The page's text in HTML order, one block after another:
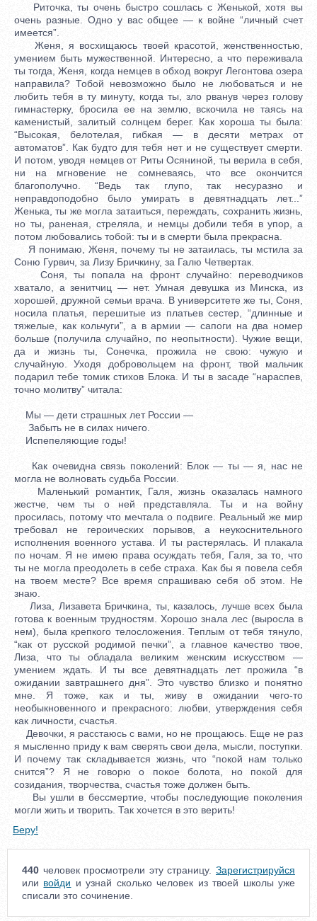
Риточка, ты очень быстро сошлась с Женькой, хотя вы
очень разные. Одно у вас общее — к войне “личный счет
имеется”.
Женя, я восхищаюсь твоей красотой, женственностью,
умением быть мужественной. Интересно, а что переживала
ты тогда, Женя, когда немцев в обход вокруг Легонтова озера
направила? Тобой невозможно было не любоваться и не
любить тебя в ту минуту, когда ты, зло рванув через голову
гимнастерку, бросила ее на землю, вскочила не таясь на
каменистый, залитый солнцем берег. Как хороша ты была:
“Высокая, белотелая, гибкая — в десяти метрах от
автоматов”. Как будто для тебя нет и не существует смерти.
И потом, уводя немцев от Риты Осяниной, ты верила в себя,
ни на мгновение не сомневаясь, что все окончится
благополучно. “Ведь так глупо, так несуразно и
неправдоподобно было умирать в девятнадцать лет...”
Женька, ты же могла затаиться, переждать, сохранить жизнь,
но ты, раненая, стреляла, и немцы добили тебя в упор, а
потом любовались тобой: ты и в смерти была прекрасна.
Я понимаю, Женя, почему ты не затаилась, ты мстила за
Соню Гурвич, за Лизу Бричкину, за Галю Четвертак.
Соня, ты попала на фронт случайно: переводчиков
хватало, а зенитчиц — нет. Умная девушка из Минска, из
хорошей, дружной семьи врача. В университете же ты, Соня,
носила платья, перешитые из платьев сестер, “длинные и
тяжелые, как кольчуги”, а в армии — сапоги на два номер
больше (получила случайно, по неопытности). Чужие вещи,
да и жизнь ты, Сонечка, прожила не свою: чужую и
случайную. Уходя добровольцем на фронт, твой мальчик
подарил тебе томик стихов Блока. И ты в засаде “нараспев,
точно молитву” читала:
Мы — дети страшных лет России —
Забыть не в силах ничего.
Испепеляющие годы!
Как очевидна связь поколений: Блок — ты — я, нас не
могла не волновать судьба России.
Маленький романтик, Галя, жизнь оказалась намного
жестче, чем ты о ней представляла. Ты и на войну
просилась, потому что мечтала о подвиге. Реальный же мир
требовал не героических порывов, а неукоснительного
исполнения военного устава. И ты растерялась. И плакала
по ночам. Я не имею права осуждать тебя, Галя, за то, что
ты не могла преодолеть в себе страха. Как бы я повела себя
на твоем месте? Все время спрашиваю себя об этом. Не
знаю.
Лиза, Лизавета Бричкина, ты, казалось, лучше всех была
готова к военным трудностям. Хорошо знала лес (выросла в
нем), была крепкого телосложения. Теплым от тебя тянуло,
“как от русской родимой печки”, а главное качество твое,
Лиза, что ты обладала великим женским искусством —
умением ждать. И ты все девятнадцать лет прожила “в
ожидании завтрашнего дня”. Это чувство близко и понятно
мне. Я тоже, как и ты, живу в ожидании чего-то
необыкновенного и прекрасного: любви, утверждения себя
как личности, счастья.
Девочки, я расстаюсь с вами, но не прощаюсь. Еще не раз
я мысленно приду к вам сверять свои дела, мысли, поступки.
И почему так складывается жизнь, что “покой нам только
снится”? Я не говорю о покое болота, но покой для
созидания, творчества, счастья тоже должен быть.
Вы ушли в бессмертие, чтобы последующие поколения
могли жить и творить. Так хочется в это верить!
Беру!
440 человек просмотрели эту страницу. Зарегистрируйся
или войди и узнай сколько человек из твоей школы уже
списали это сочинение.